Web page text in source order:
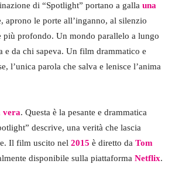
di “Spotlight” portano a galla una
aprono le porte all’inganno, al silenzio
più profondo. Un mondo parallelo a lungo
e da chi sapeva. Un film drammatico e
l’unica parola che salva e lenisce l’anima
vera. Questa è la pesante e drammatica
descrive, una verità che lascia
Il film uscito nel 2015 è diretto da Tom
disponibile sulla piattaforma Netflix.